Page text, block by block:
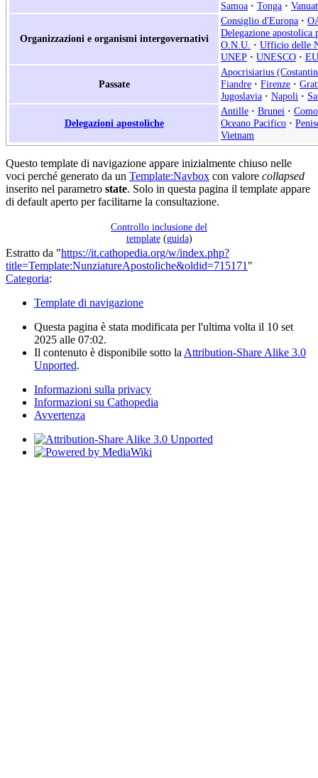
Samoa · Tonga ·
Organizzazioni e organismi intergovernativi
Consiglio d'Europa ·
Delegazione
O.N.U. · Ufficio delle
UNEP · UNESCO · EU
Passate
Apocrisiarius
Fiandre · Firenze ·
Jugoslavia · Napoli ·
Delegazioni apostoliche
Antille · Brunei ·
Oceano Pacifico ·
Vietnam
Questo template di navigazione appare inizialmente chiuso nelle
voci perché generato da un Template:Navbox con valore collapsed
inserito nel parametro state. Solo in questa pagina il template appare
di default aperto per facilitarne la consultazione.
Controllo inclusione del
template(guida)
Estratto da "https://it.cathopedia.org/w/index.php?
title=Template:NunziatureApostoliche&oldid=715171"
Categoria:
Template di navigazione
Questa pagina è stata modificata per l'ultima volta il 10 set
2025 alle 07:02.
Il contenuto è disponibile sotto laAttribution-Share Alike 3.0
Unported.
Informazioni sulla privacy
Informazioni su Cathopedia
Avvertenza